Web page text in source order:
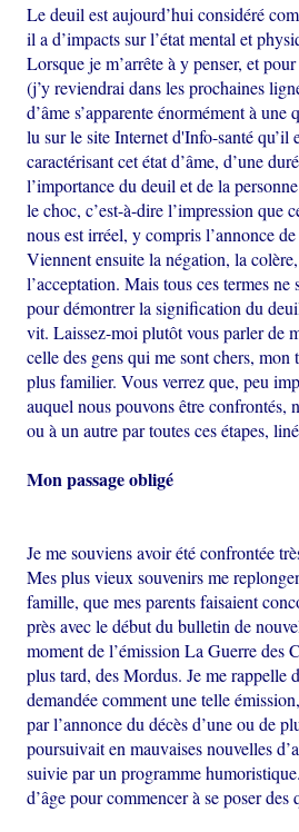
Le deuil est aujourd’hui considéré
il a d’impacts sur l’état mental et
Lorsque je m’arrête à y penser, et
(j’y reviendrai dans les prochaines
d’âme s’apparente énormément à une
lu sur le site Internet d'Info-santé qu’il
caractérisant cet état d’âme, d’une
l’importance du deuil et de la
le choc, c’est-à-dire l’impression que
nous est irréel, y compris l’annonce
Viennent ensuite la négation, la
l’acceptation. Mais tous ces termes ne
pour démontrer la signification du
vit. Laissez-moi plutôt vous parler de
celle des gens qui me sont chers, mon
plus familier. Vous verrez que, peu
auquel nous pouvons être confrontés,
ou à un autre par toutes ces étapes,
Mon passage obligé
Je me souviens avoir été confrontée
Mes plus vieux souvenirs me
famille, que mes parents faisaient
près avec le début du bulletin de
moment de l’émission La Guerre des
plus tard, des Mordus. Je me rappelle
demandée comment une telle
par l’annonce du décès d’une ou de
poursuivait en mauvaises nouvelles
suivie par un programme
d’âge pour commencer à se poser des